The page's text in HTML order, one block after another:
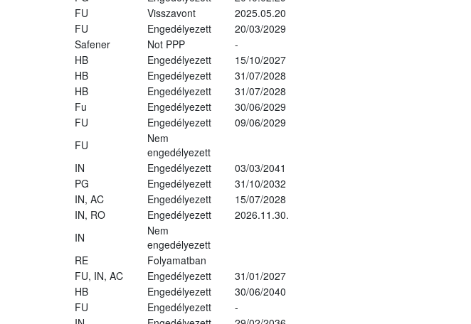
FU Visszavont
2025.05.20
FU Engedélyezett
20/03/2029
Safener Not PPP
-
HB Engedélyezett
15/10/2027
HB Engedélyezett
31/07/2028
HB Engedélyezett
31/07/2028
Fu Engedélyezett
30/06/2029
FU Engedélyezett
09/06/2029
FU
Nem
engedélyezett
IN Engedélyezett
03/03/2041
PG Engedélyezett
31/10/2032
IN, AC Engedélyezett
15/07/2028
IN, RO Engedélyezett
2026.11.30.
IN
Nem
engedélyezett
RE
Folyamatban
FU, IN, AC Engedélyezett
31/01/2027
HB Engedélyezett
30/06/2040
FU Engedélyezett
-